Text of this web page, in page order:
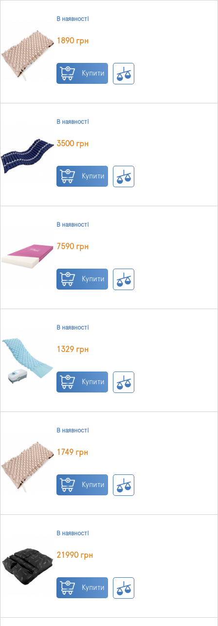
В наявності
1890 грн
Купити
В наявності
3500 грн
Купити
В наявності
7590 грн
Купити
В наявності
1329 грн
Купити
В наявності
1749 грн
Купити
В наявності
21990 грн
Купити